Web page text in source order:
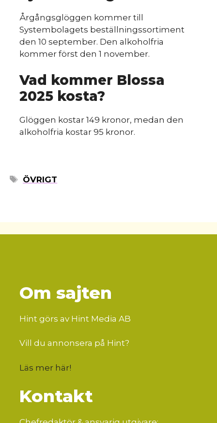
Årgångsglöggen kommer till
Systembolagets beställningssortiment
den 10 september. Den alkoholfria
kommer först den 1 november.
Vad kommer Blossa
2025 kosta?
Glöggen kostar 149 kronor, medan den
alkoholfria kostar 95 kronor.
ETIKETTER
ÖVRIGT
Om sajten
Hint görs av Hint Media AB
Vill du annonsera på Hint?
Läs mer här!
Kontakt